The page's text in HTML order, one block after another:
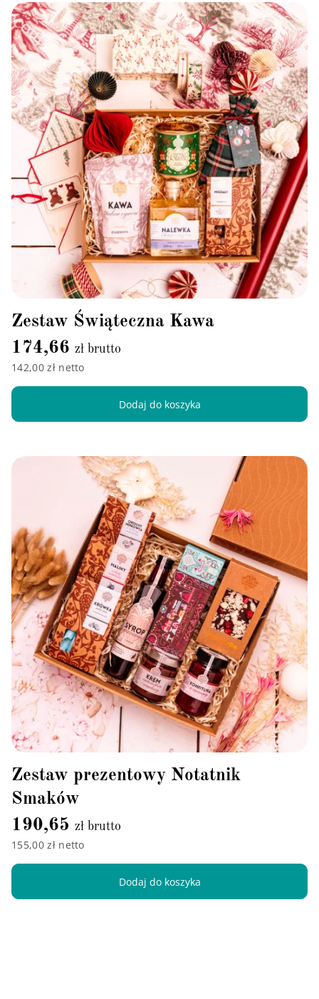
Zestaw Świąteczna Kawa
174,66 zł brutto
142,00 zł netto
Dodaj do koszyka
Zestaw prezentowy Notatnik
Smaków
190,65 zł brutto
155,00 zł netto
Dodaj do koszyka